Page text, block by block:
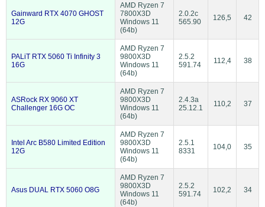
Gainward RTX 4070 GHOST
12G
AMD Ryzen 7
7800X3D
Windows 11
(64b)
2.0.2c
565.90
126,5 42
PALiT RTX 5060 Ti Infinity 3
16G
AMD Ryzen 7
9800X3D
Windows 11
(64b)
2.5.2
591.74
112,4 38
ASRock RX 9060 XT
Challenger 16G OC
AMD Ryzen 7
9800X3D
Windows 11
(64b)
2.4.3a
25.12.1
110,2 37
Intel Arc B580 Limited Edition
12G
AMD Ryzen 7
9800X3D
Windows 11
(64b)
2.5.1
8331
104,0 35
Asus DUAL RTX 5060 O8G
AMD Ryzen 7
9800X3D
Windows 11
(64b)
2.5.2
591.74
102,2 34